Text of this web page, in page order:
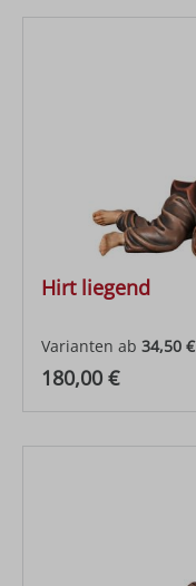
Hirt liegend
Varianten ab 34,50 €
Regulärer Preis:
180,00 €